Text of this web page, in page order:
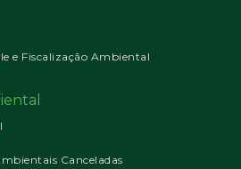
e Fiscalização Ambiental
Canceladas